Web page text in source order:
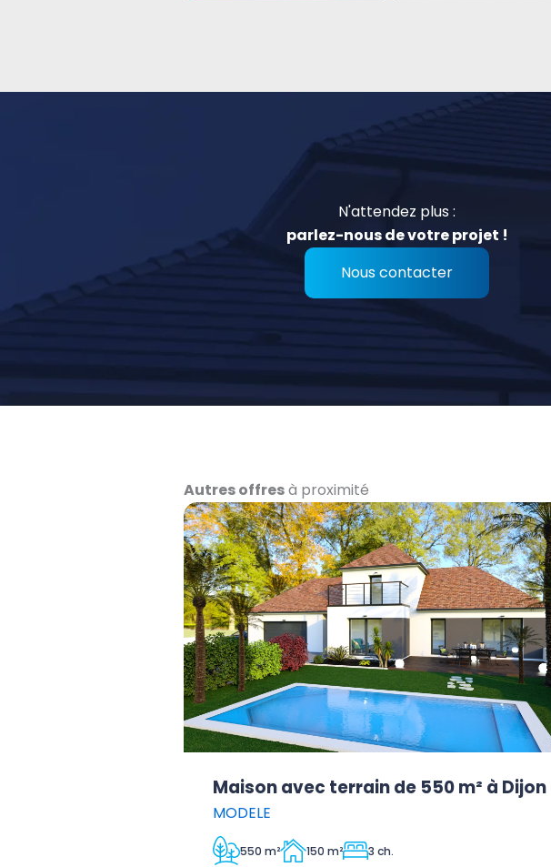
N'attendez plus :
parlez-nous de votre projet !
Nous contacter
Autres offresà proximité
Maison avec terrain de 550 m² à Dijon
MODELE
550 m² 150 m² 3 ch.